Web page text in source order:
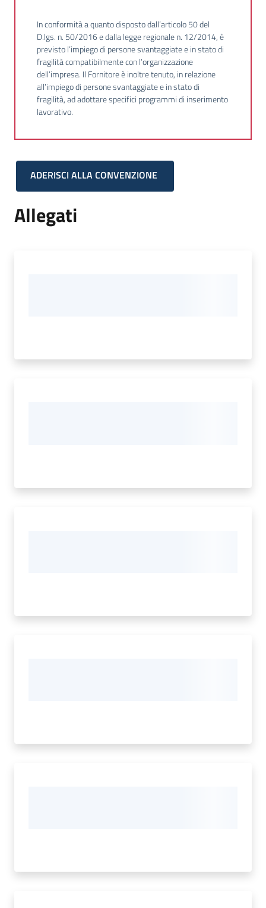
In conformità a quanto disposto dall’articolo 50 del
D.lgs. n. 50/2016 e dalla legge regionale n. 12/2014, è
previsto l’impiego di persone svantaggiate e in stato di
fragilità compatibilmente con l’organizzazione
dell’impresa. Il Fornitore è inoltre tenuto, in relazione
all’impiego di persone svantaggiate e in stato di
fragilità, ad adottare specifici programmi di inserimento
lavorativo.
ADERISCI ALLA CONVENZIONE
Allegati